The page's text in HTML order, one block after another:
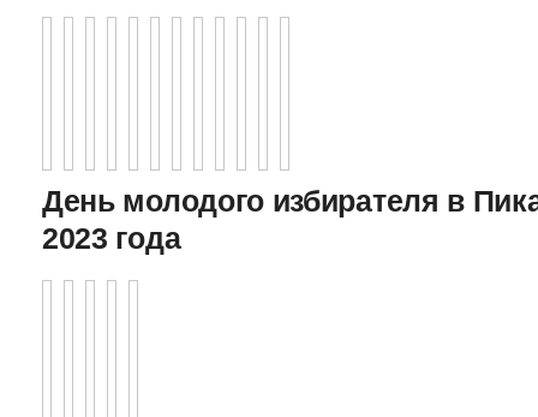
День молодого избирателя в
2023 года